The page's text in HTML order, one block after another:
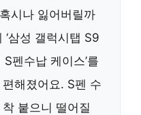
시나 잃어버릴까
삼성 갤럭시탭 S9
펜수납 케이스’를
해졌어요. S펜 수
붙으니 떨어질